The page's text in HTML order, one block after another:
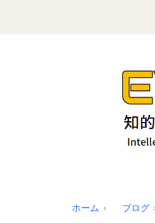
ホーム ブログ